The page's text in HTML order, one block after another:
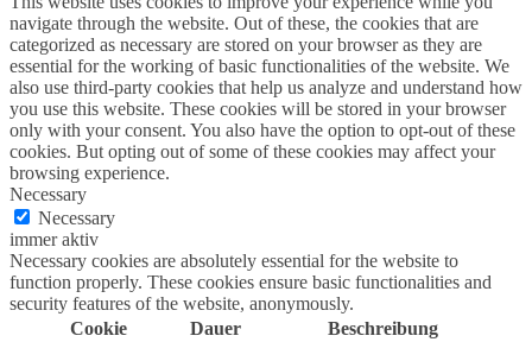
navigate through the website. Out of these, the cookies that are
categorized as necessary are stored on your browser as they are
essential for the working of basic functionalities of the website. We
also use third-party cookies that help us analyze and understand how
you use this website. These cookies will be stored in your browser
only with your consent. You also have the option to opt-out of these
cookies. But opting out of some of these cookies may affect your
browsing experience.
Necessary
Necessary
immer aktiv
Necessary cookies are absolutely essential for the website to
function properly. These cookies ensure basic functionalities and
security features of the website, anonymously.
Cookie
Dauer Beschreibung